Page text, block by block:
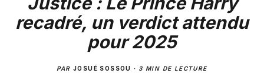
recadré, un verdict attendu
pour 2025
PARJOSUÉ SOSSOU · 3 MIN DE LECTURE